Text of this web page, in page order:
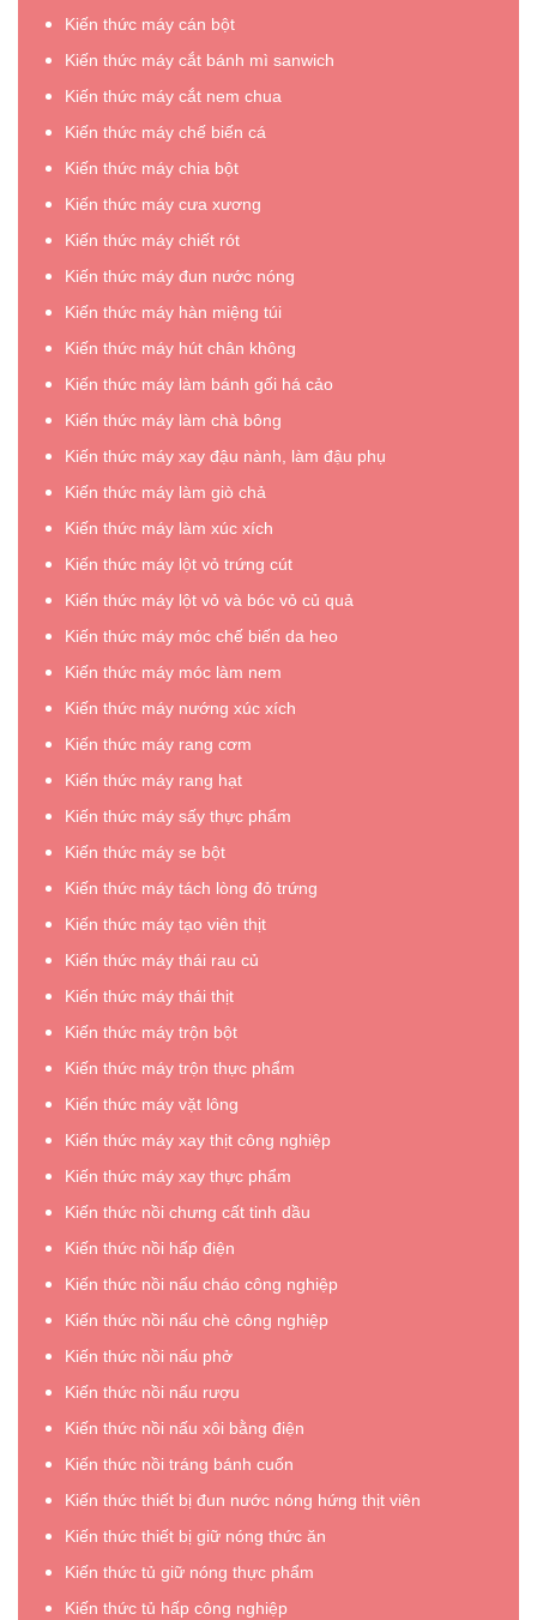
Kiến thức máy cán bột
Kiến thức máy cắt bánh mì sanwich
Kiến thức máy cắt nem chua
Kiến thức máy chế biến cá
Kiến thức máy chia bột
Kiến thức máy cưa xương
Kiến thức máy chiết rót
Kiến thức máy đun nước nóng
Kiến thức máy hàn miệng túi
Kiến thức máy hút chân không
Kiến thức máy làm bánh gối há cảo
Kiến thức máy làm chà bông
Kiến thức máy xay đậu nành, làm đậu phụ
Kiến thức máy làm giò chả
Kiến thức máy làm xúc xích
Kiến thức máy lột vỏ trứng cút
Kiến thức máy lột vỏ và bóc vỏ củ quả
Kiến thức máy móc chế biến da heo
Kiến thức máy móc làm nem
Kiến thức máy nướng xúc xích
Kiến thức máy rang cơm
Kiến thức máy rang hạt
Kiến thức máy sấy thực phẩm
Kiến thức máy se bột
Kiến thức máy tách lòng đỏ trứng
Kiến thức máy tạo viên thịt
Kiến thức máy thái rau củ
Kiến thức máy thái thịt
Kiến thức máy trộn bột
Kiến thức máy trộn thực phẩm
Kiến thức máy vặt lông
Kiến thức máy xay thịt công nghiệp
Kiến thức máy xay thực phẩm
Kiến thức nồi chưng cất tinh dầu
Kiến thức nồi hấp điện
Kiến thức nồi nấu cháo công nghiệp
Kiến thức nồi nấu chè công nghiệp
Kiến thức nồi nấu phở
Kiến thức nồi nấu rượu
Kiến thức nồi nấu xôi bằng điện
Kiến thức nồi tráng bánh cuốn
Kiến thức thiết bị đun nước nóng hứng thịt viên
Kiến thức thiết bị giữ nóng thức ăn
Kiến thức tủ giữ nóng thực phẩm
Kiến thức tủ hấp công nghiệp